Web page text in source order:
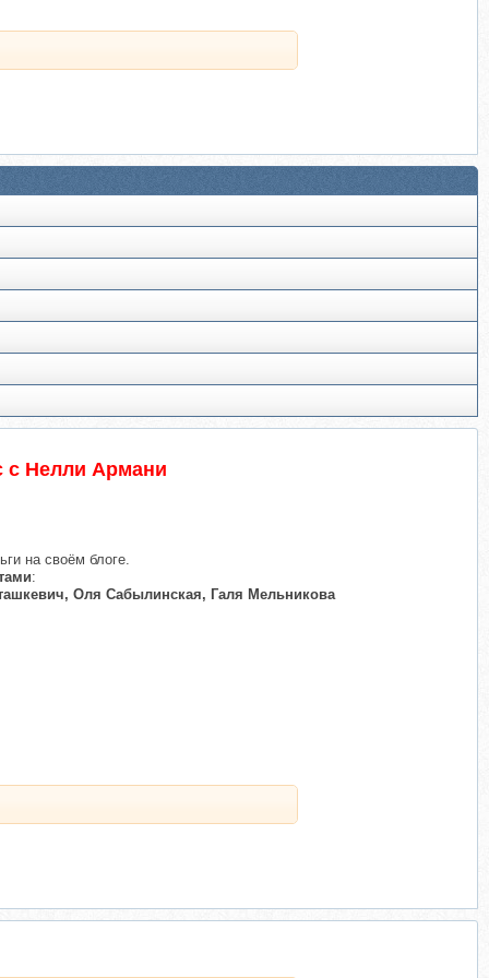
с Нелли Армани
на своём блоге.
:
Оля Сабылинская, Галя Мельникова